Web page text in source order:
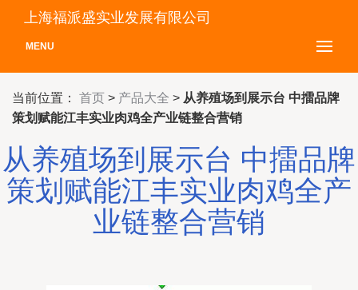
上海福派盛实业发展有限公司
MENU
当前位置： 首页 > 产品大全 > 从养殖场到展示台 中擂品牌
策划赋能江丰实业肉鸡全产业链整合营销
从养殖场到展示台 中擂品牌
策划赋能江丰实业肉鸡全产
业链整合营销